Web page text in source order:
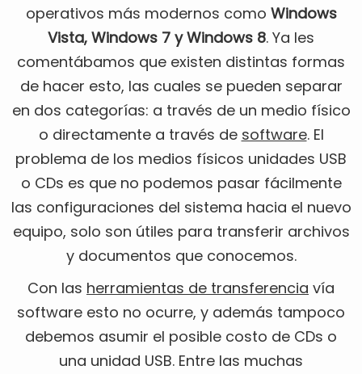
operativos más modernos como Windows
Vista, Windows 7 y Windows 8. Ya les
comentábamos que existen distintas formas
de hacer esto, las cuales se pueden separar
en dos categorías: a través de un medio físico
o directamente a través de software. El
problema de los medios físicos unidades USB
o CDs es que no podemos pasar fácilmente
las configuraciones del sistema hacia el nuevo
equipo, solo son útiles para transferir archivos
y documentos que conocemos.
Con las herramientas de transferencia vía
software esto no ocurre, y además tampoco
debemos asumir el posible costo de CDs o
una unidad USB. Entre las muchas